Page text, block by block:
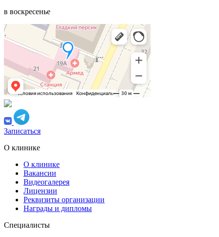
в воскресенье
Записаться
О клинике
О клинике
Вакансии
Видеогалерея
Лицензии
Реквизиты организации
Награды и дипломы
Специалисты